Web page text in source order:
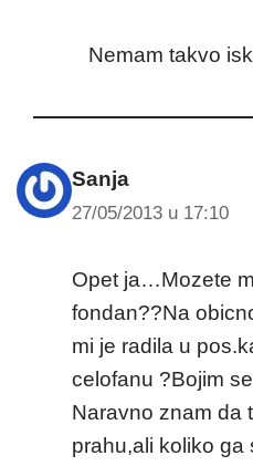
Nemam takvo
Sanja
27/05/2013 u 17:10
Opet ja…Mozete
fondan??Na
mi je radila u
celofanu ?Bojim
Naravno znam da
prahu,ali koliko ga